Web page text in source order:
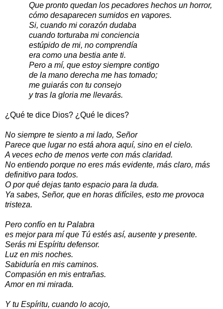
Que pronto quedan los pecadores hechos un horror,
cómo desaparecen sumidos en vapores.
Si, cuando mi corazón dudaba
cuando torturaba mi conciencia
estúpido de mi, no comprendía
era como una bestia ante ti.
Pero a mí, que estoy siempre contigo
de la mano derecha me has tomado;
me guiarás con tu consejo
y tras la gloria me llevarás.
¿Qué te dice Dios? ¿Qué le dices?
No siempre te siento a mi lado, Señor
Parece que lugar no está ahora aquí, sino en el cielo.
A veces echo de menos verte con más claridad.
No entiendo porque no eres más evidente, más claro, más
definitivo para todos.
O por qué dejas tanto espacio para la duda.
Ya sabes, Señor, que en horas difíciles, esto me provoca
tristeza.
Pero confío en tu Palabra
es mejor para mí que Tú estés así, ausente y presente.
Serás mi Espíritu defensor.
Luz en mis noches.
Sabiduría en mis caminos.
Compasión en mis entrañas.
Amor en mi mirada.
Y tu Espíritu, cuando lo acojo,